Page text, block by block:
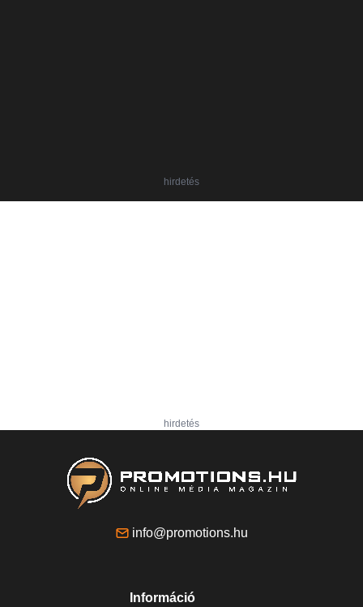
hirdetés
hirdetés
info@promotions.hu
Információ